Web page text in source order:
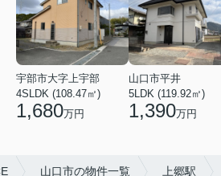
宇部市大字上宇部
4SLDK (108.47㎡)
1,680万円
山口市平井
5LDK (119.92㎡)
1,390万円
山口市の物件一覧 上郷駅